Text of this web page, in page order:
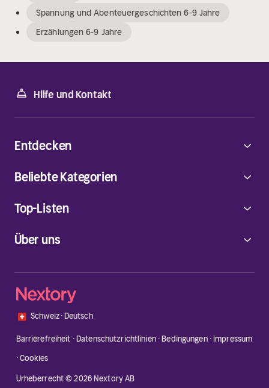
Spannung und Abenteuergeschichten 6-9 Jahre
Erzählungen 6-9 Jahre
Hilfe und Kontakt
Über uns
Entdecken
Beliebte Kategorien
Top-Listen
🇨🇭 Schweiz·Deutsch
Barrierefreiheit ·Datenschutzrichtlinien·Bedingungen· Impressum
·Cookies
Urheberrecht © 2026 Nextory AB